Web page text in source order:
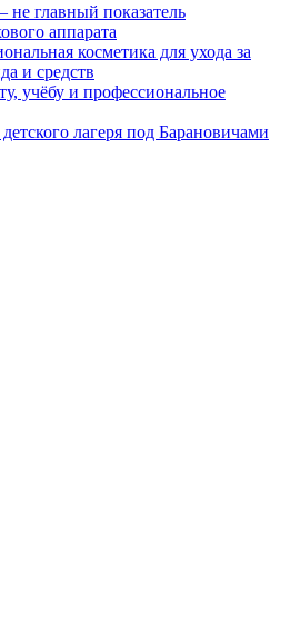
главный показатель
аппарата
косметика для ухода за
и средств
учёбу и профессиональное
лагеря под Барановичами